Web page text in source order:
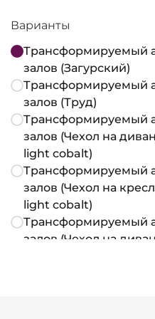
Варианты
Трансформируемый
залов (Загурский)
Трансформируемый
залов (Труд)
Трансформируемый
залов (Чехол на
light cobalt)
Трансформируемый
залов (Чехол на
light cobalt)
Трансформируемый
залов (Чехол на